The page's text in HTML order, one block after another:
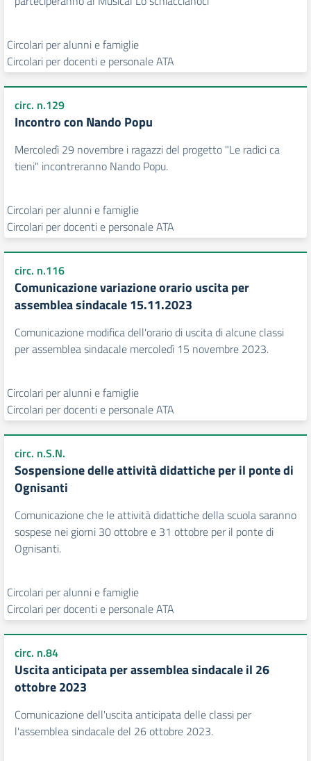
Circolari per alunni e famiglie
Circolari per docenti e personale ATA
circ. n.129
Incontro con Nando Popu
Mercoledì 29 novembre i ragazzi del progetto "Le radici ca
tieni" incontreranno Nando Popu.
Circolari per alunni e famiglie
Circolari per docenti e personale ATA
circ. n.116
Comunicazione variazione orario uscita per
assemblea sindacale 15.11.2023
Comunicazione modifica dell'orario di uscita di alcune classi
per assemblea sindacale mercoledì 15 novembre 2023.
Circolari per alunni e famiglie
Circolari per docenti e personale ATA
circ. n.S.N.
Sospensione delle attività didattiche per il ponte di
Ognisanti
Comunicazione che le attività didattiche della scuola saranno
sospese nei giorni 30 ottobre e 31 ottobre per il ponte di
Ognisanti.
Circolari per alunni e famiglie
Circolari per docenti e personale ATA
circ. n.84
Uscita anticipata per assemblea sindacale il 26
ottobre 2023
Comunicazione dell'uscita anticipata delle classi per
l'assemblea sindacale del 26 ottobre 2023.